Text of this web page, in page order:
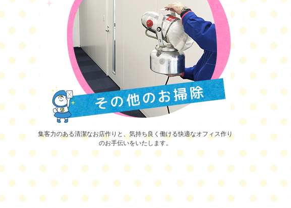
集客力のある清潔なお店作りと、気持ち良く働ける快適なオフィス作り
のお手伝いをいたします。